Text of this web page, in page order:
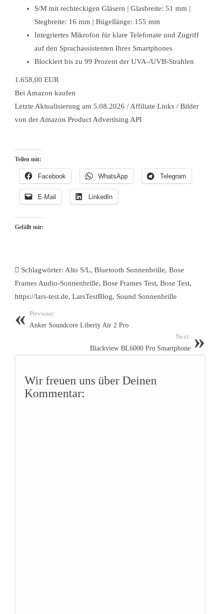
S/M mit rechteckigen Gläsern | Glasbreite: 51 mm |
Stegbreite: 16 mm | Bügellänge: 155 mm
Integriertes Mikrofon für klare Telefonate und Zugriff
auf den Sprachassistenten Ihres Smartphones
Blockiert bis zu 99 Prozent der UVA-/UVB-Strahlen
1.658,00 EUR
Bei Amazon kaufen
Letzte Aktualisierung am 5.08.2026 / Affiliate Links / Bilder
von der Amazon Product Advertising API
Teilen mit:
Facebook WhatsApp Telegram
E-Mail LinkedIn
Gefällt mir:
Schlagwörter: Alto S/L, Bluetooth Sonnenbrille, Bose
Frames Audio-Sonnenbrille, Bose Frames Test, Bose Test,
https://lars-test.de, LarsTestBlog, Sound Sonnenbrille
Previous:
Anker Soundcore Liberty Air 2 Pro
Next:
Blackview BL6000 Pro Smartphone
Wir freuen uns über Deinen
Kommentar: